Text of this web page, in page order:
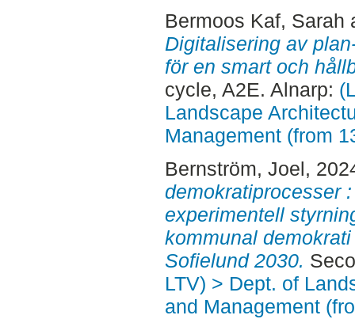
Bermoos Kaf, Sarah
Digitalisering av
för en smart och
cycle, A2E. Alnarp:
Landscape
Management (from
Bernström, Joel,
demokratiprocesser
experimentell
kommunal
Sofielund 2030.
LTV) > Dept. of
and Management